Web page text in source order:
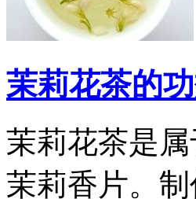
茉莉花茶的
茉莉花茶是
茉莉香片。